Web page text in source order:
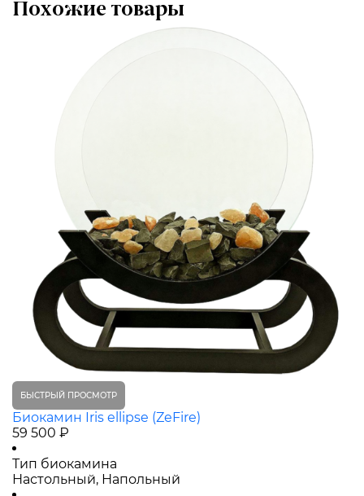
Похожие товары
БЫСТРЫЙ ПРОСМОТР
Биокамин Iris ellipse (ZeFire)
59 500 ₽
Тип биокамина
Настольный, Напольный